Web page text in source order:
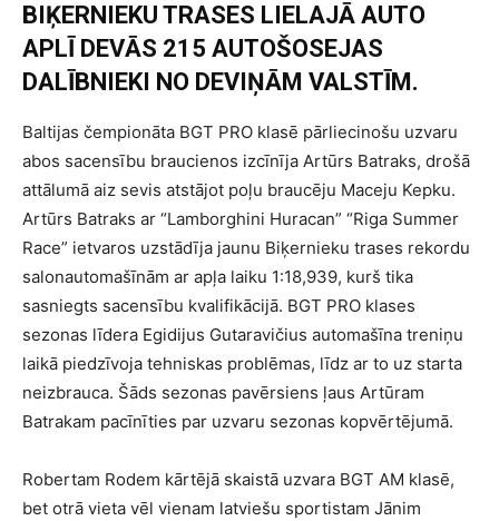
BIĶERNIEKU TRASES LIELAJĀ AUTO
APLĪ DEVĀS 215 AUTOŠOSEJAS
DALĪBNIEKI NO DEVIŅĀM VALSTĪM.
Baltijas čempionāta BGT PRO klasē pārliecinošu uzvaru
abos sacensību braucienos izcīnīja Artūrs Batraks, drošā
attālumā aiz sevis atstājot poļu braucēju Maceju Kepku.
Artūrs Batraks ar “Lamborghini Huracan” “Riga Summer
Race” ietvaros uzstādīja jaunu Biķernieku trases rekordu
salonautomašīnām ar apļa laiku 1:18,939, kurš tika
sasniegts sacensību kvalifikācijā. BGT PRO klases
sezonas līdera Egidijus Gutaravičius automašīna treniņu
laikā piedzīvoja tehniskas problēmas, līdz ar to uz starta
neizbrauca. Šāds sezonas pavērsiens ļaus Artūram
Batrakam pacīnīties par uzvaru sezonas kopvērtējumā.
Robertam Rodem kārtējā skaistā uzvara BGT AM klasē,
bet otrā vieta vēl vienam latviešu sportistam Jānim